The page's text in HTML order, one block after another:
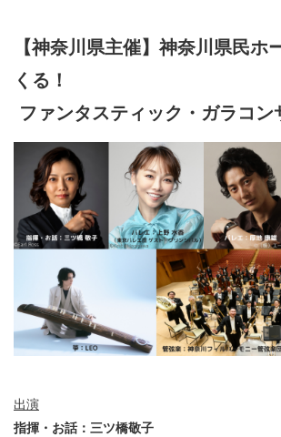
【神奈川県主催】神奈川県民ホ
くる！
ファンタスティック・ガラコン
出演
指揮・お話：三ツ橋敬子